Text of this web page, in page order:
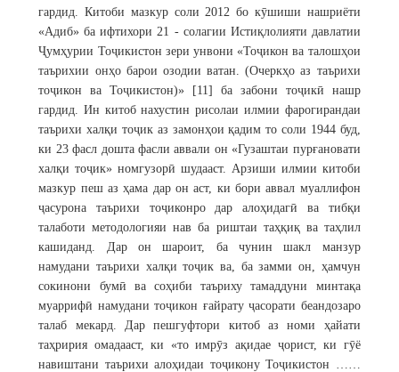
гардид. Китоби мазкур соли 2012 бо кӯшиши нашриёти
«Адиб» ба ифтихори 21 - солагии Истиқлолияти давлатии
Ҷумҳурии Тоҷикистон зери унвони «Тоҷикон ва талошҳои
таърихии онҳо барои озодии ватан. (Очеркҳо аз таърихи
тоҷикон ва Тоҷикистон)» [11] ба забони тоҷикӣ нашр
гардид. Ин китоб нахустин рисолаи илмии фарогирандаи
таърихи халқи тоҷик аз замонҳои қадим то соли 1944 буд,
ки 23 фасл дошта фасли аввали он «Гузаштаи пурғановати
халқи тоҷик» номгузорӣ шудааст. Арзиши илмии китоби
мазкур пеш аз ҳама дар он аст, ки бори аввал муаллифон
ҷасурона таърихи тоҷиконро дар алоҳидагӣ ва тибқи
талаботи методологияи нав ба риштаи таҳқиқ ва таҳлил
кашиданд. Дар он шароит, ба чунин шакл манзур
намудани таърихи халқи тоҷик ва, ба замми он, ҳамчун
сокинони бумӣ ва соҳиби таъриху тамаддуни минтақа
муаррифӣ намудани тоҷикон ғайрату ҷасорати беандозаро
талаб мекард. Дар пешгуфтори китоб аз номи ҳайати
таҳририя омадааст, ки «то имрӯз ақидае ҷорист, ки гӯё
навиштани таърихи алоҳидаи тоҷикону Тоҷикистон ……